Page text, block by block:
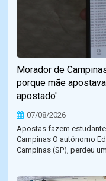
Morador de
porque mãe
apostado'
07/08/2026
Apostas fazem
Campinas O autônomo
Campinas (SP), perdeu